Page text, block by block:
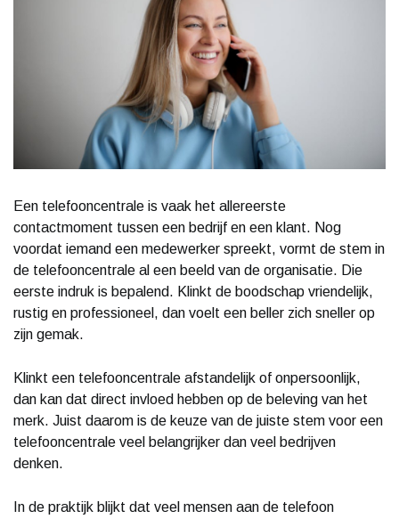
Een telefooncentrale is vaak het allereerste
contactmoment tussen een bedrijf en een klant. Nog
voordat iemand een medewerker spreekt, vormt de stem in
de telefooncentrale al een beeld van de organisatie. Die
eerste indruk is bepalend. Klinkt de boodschap vriendelijk,
rustig en professioneel, dan voelt een beller zich sneller op
zijn gemak.
Klinkt een telefooncentrale afstandelijk of onpersoonlijk,
dan kan dat direct invloed hebben op de beleving van het
merk. Juist daarom is de keuze van de juiste stem voor een
telefooncentrale veel belangrijker dan veel bedrijven
denken.
In de praktijk blijkt dat veel mensen aan de telefoon